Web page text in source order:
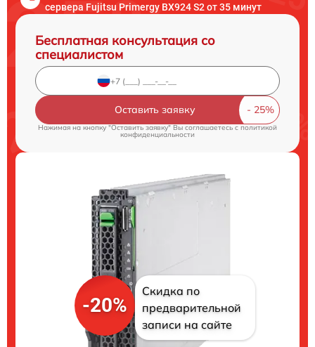
сервера Fujitsu Primergy BX924 S2 от 35 минут
Бесплатная консультация со
специалистом
Оставить заявку
Нажимая на кнопку "Оставить заявку" Вы соглашаетесь cполитикой
конфиденциальности
-20%
Скидка по
предварительной
записи на сайте